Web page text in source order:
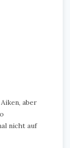
aber
nicht auf